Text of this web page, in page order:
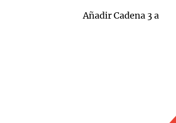
Añadir Cadena 3 a